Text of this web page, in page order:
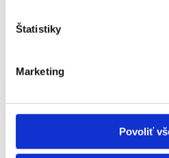
Štatistiky
Marketing
Povoliť
Administratíva Manuálna Obchod-